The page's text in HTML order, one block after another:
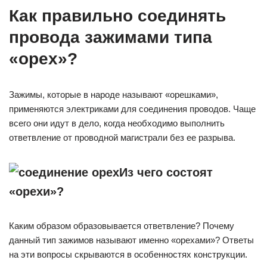
Как правильно соединять
провода зажимами типа
«орех»?
Зажимы, которые в народе называют «орешками»,
применяются электриками для соединения проводов. Чаще
всего они идут в дело, когда необходимо выполнить
ответвление от проводной магистрали без ее разрыва.
Из чего состоят
«орехи»?
Каким образом образовывается ответвление? Почему
данный тип зажимов называют именно «орехами»? Ответы
на эти вопросы скрываются в особенностях конструкции.